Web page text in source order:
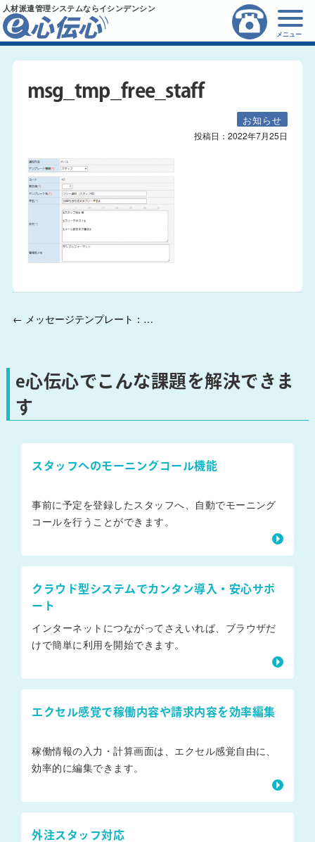
人材派遣管理システムならイシンデンシン
メニュー
msg_tmp_free_staff
お知らせ
投稿日：2022年7月25日
← メッセージテンプレート：登録画面にて変数「$フリー件名$」を利用できるようになります。
e心伝心でこんな課題を解決できま
す
スタッフへのモーニングコール機能
事前に予定を登録したスタッフへ、自動でモーニング
コールを行うことができます。
クラウド型システムでカンタン導入・安心サポ
ート
インターネットにつながってさえいれば、ブラウザだ
けで簡単に利用を開始できます。
エクセル感覚で稼働内容や請求内容を効率編集
稼働情報の入力・計算画面は、エクセル感覚自由に、
効率的に編集できます。
外注スタッフ対応